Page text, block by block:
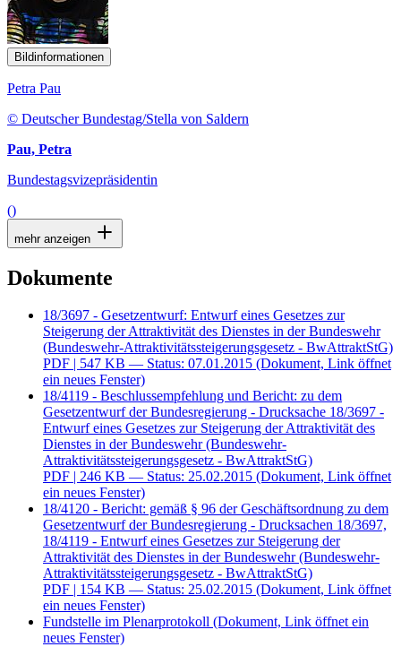
Bildinformationen
Petra Pau
© Deutscher Bundestag/Stella von Saldern
Pau, Petra
Bundestagsvizepräsidentin
()
mehr anzeigen
Dokumente
18/3697 - Gesetzentwurf: Entwurf eines Gesetzes zur
Steigerung der Attraktivität des Dienstes in der Bundeswehr
(Bundeswehr-Attraktivitätssteigerungsgesetz - BwAttraktStG)
PDF | 547 KB — Status: 07.01.2015 (Dokument, Link öffnet
ein neues Fenster)
18/4119 - Beschlussempfehlung und Bericht: zu dem
Gesetzentwurf der Bundesregierung - Drucksache 18/3697 -
Entwurf eines Gesetzes zur Steigerung der Attraktivität des
Dienstes in der Bundeswehr (Bundeswehr-
Attraktivitätssteigerungsgesetz - BwAttraktStG)
PDF | 246 KB — Status: 25.02.2015 (Dokument, Link öffnet
ein neues Fenster)
18/4120 - Bericht: gemäß § 96 der Geschäftsordnung zu dem
Gesetzentwurf der Bundesregierung - Drucksachen 18/3697,
18/4119 - Entwurf eines Gesetzes zur Steigerung der
Attraktivität des Dienstes in der Bundeswehr (Bundeswehr-
Attraktivitätssteigerungsgesetz - BwAttraktStG)
PDF | 154 KB — Status: 25.02.2015 (Dokument, Link öffnet
ein neues Fenster)
Fundstelle im Plenarprotokoll (Dokument, Link öffnet ein
neues Fenster)